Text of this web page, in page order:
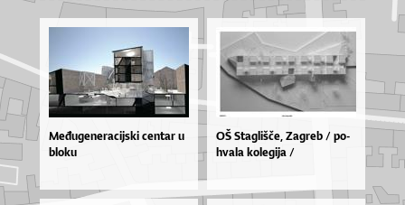
Međugeneracijski centar u
bloku
OŠ Sta­gliš­če, Za­greb / po­
hva­la ko­le­gi­ja /